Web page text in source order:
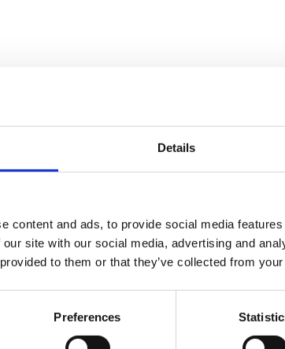
Details
content and ads, to provide social media
site with our social media, advertising and
to them or that they’ve collected from
Preferences
finns i flera storlekar, från tre meters höjd upp till den
klätterpyramider finns i flera storlekar, från tre
barn från cirka 6 år och uppåt att klättra på en och
med en diameter på cirka 9–14,5 meter.
större plats, maximerar nätstrukturen antalet